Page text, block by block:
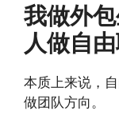
我做外
人做自
本质上来说，
做团队方向。